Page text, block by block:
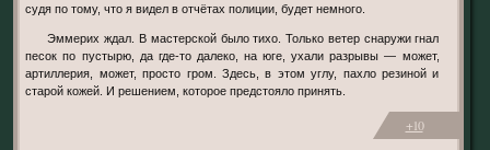
судя по тому, что я видел в отчётах полиции, будет немного.
Эммерих ждал. В мастерской было тихо. Только ветер снаружи гнал
песок по пустырю, да где-то далеко, на юге, ухали разрывы — может,
артиллерия, может, просто гром. Здесь, в этом углу, пахло резиной и
старой кожей. И решением, которое предстояло принять.
+10